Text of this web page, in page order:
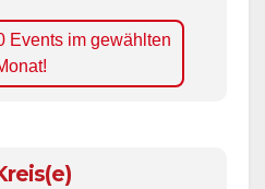
Events im gewählten